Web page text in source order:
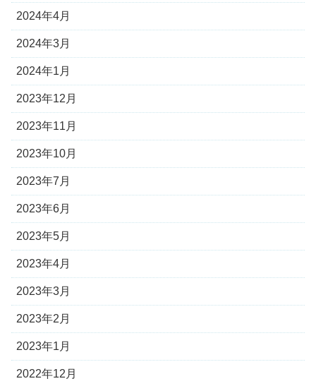
2024年4月
2024年3月
2024年1月
2023年12月
2023年11月
2023年10月
2023年7月
2023年6月
2023年5月
2023年4月
2023年3月
2023年2月
2023年1月
2022年12月